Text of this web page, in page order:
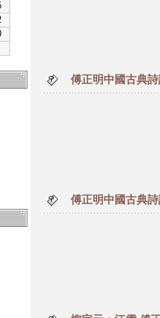
傅正明中國古典
傅正明中國古典